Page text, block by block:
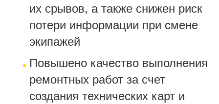
их срывов, а также снижен риск
потери информации при смене
экипажей
Повышено качество выполнения
ремонтных работ за счет
создания технических карт и